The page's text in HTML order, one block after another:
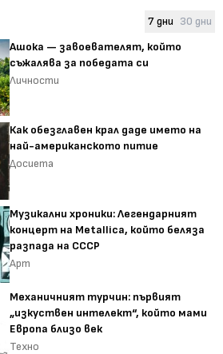
7 дни 30 дни
Ашока — завоевателят, който
съжалява за победата си
Личности
Как обезглавен крал даде името на
най-американското питие
Досиета
Музикални хроники: Легендарният
концерт на Metallica, който беляза
разпада на СССР
Арт
Механичният турчин: първият
„изкуствен интелект“, който мами
Европа близо век
Техно